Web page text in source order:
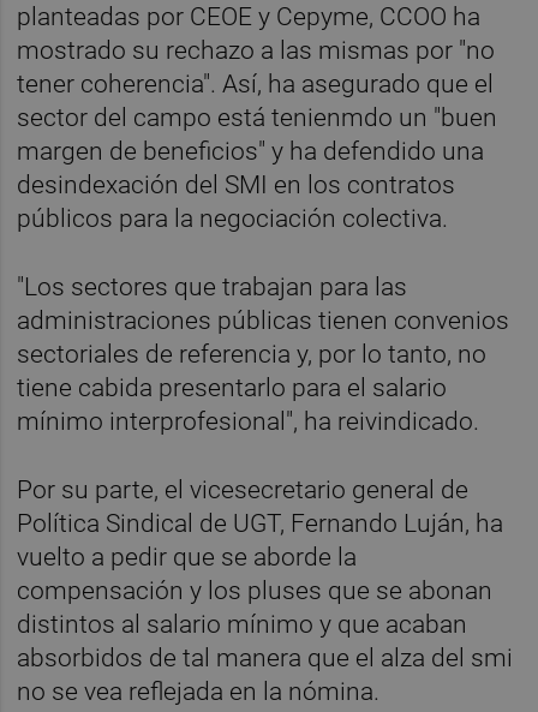
planteadas por CEOE y Cepyme, CCOO ha
mostrado su rechazo a las mismas por "no
tener coherencia". Así, ha asegurado que el
sector del campo está tenienmdo un "buen
margen de beneficios" y ha defendido una
desindexación del SMI en los contratos
públicos para la negociación colectiva.
"Los sectores que trabajan para las
administraciones públicas tienen convenios
sectoriales de referencia y, por lo tanto, no
tiene cabida presentarlo para el salario
mínimo interprofesional", ha reivindicado.
Por su parte, el vicesecretario general de
Política Sindical de UGT, Fernando Luján, ha
vuelto a pedir que se aborde la
compensación y los pluses que se abonan
distintos al salario mínimo y que acaban
absorbidos de tal manera que el alza del smi
no se vea reflejada en la nómina.